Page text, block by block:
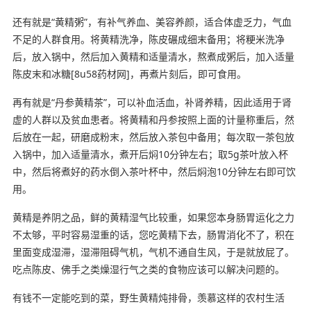
还有就是“黄精粥”，有补气养血、美容养颜，适合体虚乏力，气血
不足的人群食用。将黄精洗净，陈皮碾成细末备用；将粳米洗净
后，放入锅中，然后加入黄精和适量清水，熬煮成粥后，加入适量
陈皮末和冰糖[8u58药材网]，再煮片刻后，即可食用。
再有就是“丹参黄精茶”，可以补血活血，补肾养精，因此适用于肾
虚的人群以及贫血患者。将黄精和丹参按照上面的计量称重后，然
后放在一起，研磨成粉末，然后放入茶包中备用；每次取一茶包放
入锅中，加入适量清水，煮开后焖10分钟左右；取5g茶叶放入杯
中，然后将煮好的药水倒入茶叶杯中，然后焖泡10分钟左右即可饮
用。
黄精是养阴之品，鲜的黄精湿气比较重，如果您本身肠胃运化之力
不太够，平时容易湿重的话，您吃黄精下去，肠胃消化不了，积在
里面变成湿滞，湿滞阻碍气机，气机不通自生风，于是就放屁了。
吃点陈皮、佛手之类燥湿行气之类的食物应该可以解决问题的。
有钱不一定能吃到的菜，野生黄精炖排骨，羡慕这样的农村生活